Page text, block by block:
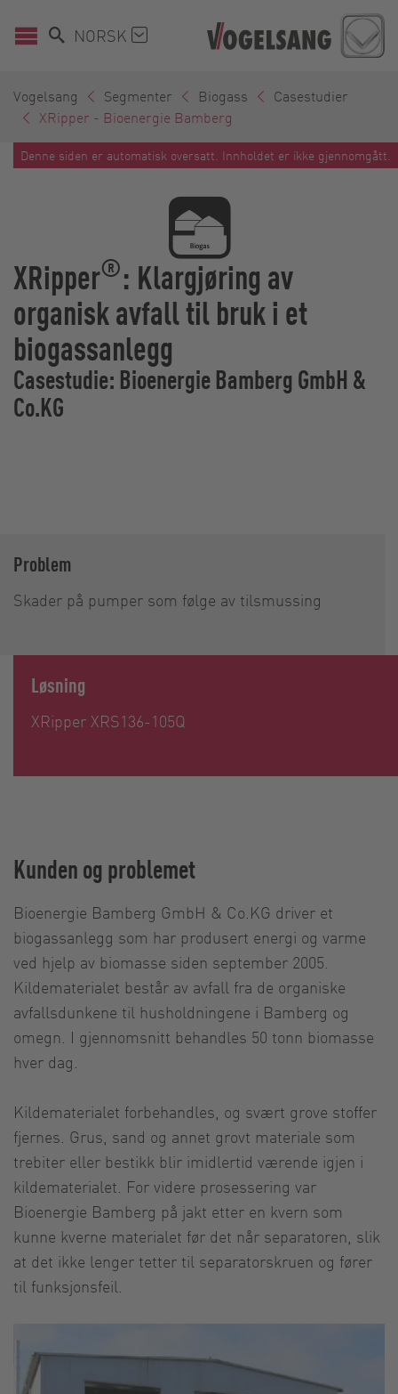
NORSK
Vogelsang Segmenter Biogass
Casestudier
XRipper - Bioenergie Bamberg
Denne siden er automatisk oversatt. Innholdet er ikke gjennomgått.
XRipper®: Klargjøring av
organisk avfall til bruk i et
biogassanlegg
Casestudie: Bioenergie Bamberg GmbH &
Co.KG
Problem
Skader på pumper som følge av tilsmussing
Løsning
XRipper XRS136-105Q
Kunden og problemet
Bioenergie Bamberg GmbH & Co.KG driver et
biogassanlegg som har produsert energi og varme
ved hjelp av biomasse siden september 2005.
Kildematerialet består av avfall fra de organiske
avfallsdunkene til husholdningene i Bamberg og
omegn. I gjennomsnitt behandles 50 tonn biomasse
hver dag.
Kildematerialet forbehandles, og svært grove stoffer
fjernes. Grus, sand og annet grovt materiale som
trebiter eller bestikk blir imidlertid værende igjen i
kildematerialet. For videre prosessering var
Bioenergie Bamberg på jakt etter en kvern som
kunne kverne materialet før det når separatoren, slik
at det ikke lenger tetter til separatorskruen og fører
til funksjonsfeil.